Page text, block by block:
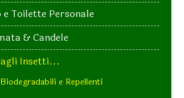
e Toilette Personale
& Candele
Insetti...
e Repellenti